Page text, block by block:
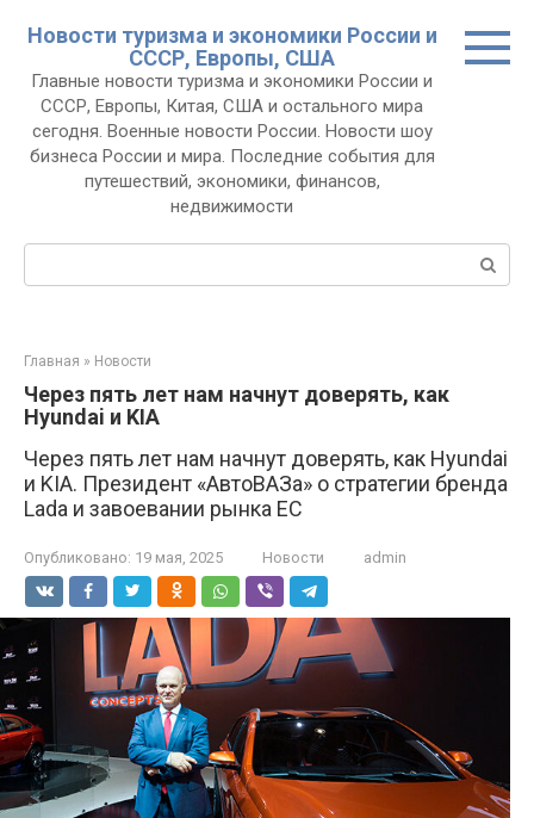
Новости туризма и экономики России и
СССР, Европы, США
Главные новости туризма и экономики России и
СССР, Европы, Китая, США и остального мира
сегодня. Военные новости России. Новости шоу
бизнеса России и мира. Последние события для
путешествий, экономики, финансов,
недвижимости
Поиск:
Главная » Новости
Через пять лет нам начнут доверять, как
Hyundai и KIA
Через пять лет нам начнут доверять, как Hyundai
и KIA. Президент «АвтоВАЗа» о стратегии бренда
Lada и завоевании рынка ЕС
Опубликовано: 19 мая, 2025 Новости admin